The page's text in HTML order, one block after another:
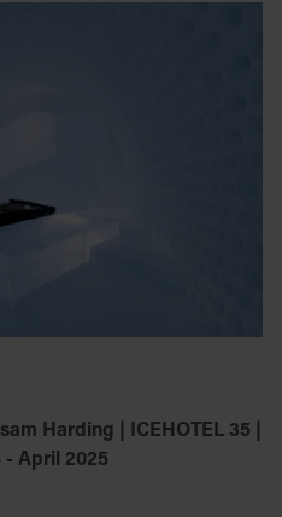
Harding | ICEHOTEL 35 |
April 2025